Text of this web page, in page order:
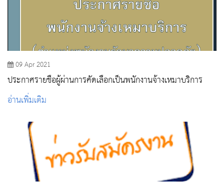
09 Apr 2021
ประกาศรายชื่อผู้ผ่านการคัดเลือกเป็นพนักงานจ้างเหมาบริการ
อ่านเพิ่มเติม